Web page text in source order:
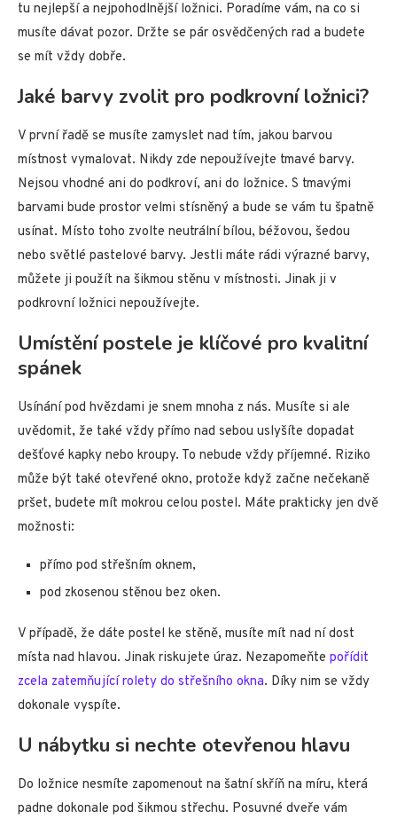
tu nejlepší a nejpohodlnější ložnici. Poradíme vám, na co si
musíte dávat pozor. Držte se pár osvědčených rad a budete
se mít vždy dobře.
Jaké barvy zvolit pro podkrovní ložnici?
V první řadě se musíte zamyslet nad tím, jakou barvou
místnost vymalovat. Nikdy zde nepoužívejte tmavé barvy.
Nejsou vhodné ani do podkroví, ani do ložnice. S tmavými
barvami bude prostor velmi stísněný a bude se vám tu špatně
usínat. Místo toho zvolte neutrální bílou, béžovou, šedou
nebo světlé pastelové barvy. Jestli máte rádi výrazné barvy,
můžete ji použít na šikmou stěnu v místnosti. Jinak ji v
podkrovní ložnici nepoužívejte.
Umístění postele je klíčové pro kvalitní
spánek
Usínání pod hvězdami je snem mnoha z nás. Musíte si ale
uvědomit, že také vždy přímo nad sebou uslyšíte dopadat
dešťové kapky nebo kroupy. To nebude vždy příjemné. Riziko
může být také otevřené okno, protože když začne nečekaně
pršet, budete mít mokrou celou postel. Máte prakticky jen dvě
možnosti:
přímo pod střešním oknem,
pod zkosenou stěnou bez oken.
V případě, že dáte postel ke stěně, musíte mít nad ní dost
místa nad hlavou. Jinak riskujete úraz. Nezapomeňte pořídit
zcela zatemňující rolety do střešního okna. Díky nim se vždy
dokonale vyspíte.
U nábytku si nechte otevřenou hlavu
Do ložnice nesmíte zapomenout na šatní skříň na míru, která
padne dokonale pod šikmou střechu. Posuvné dveře vám